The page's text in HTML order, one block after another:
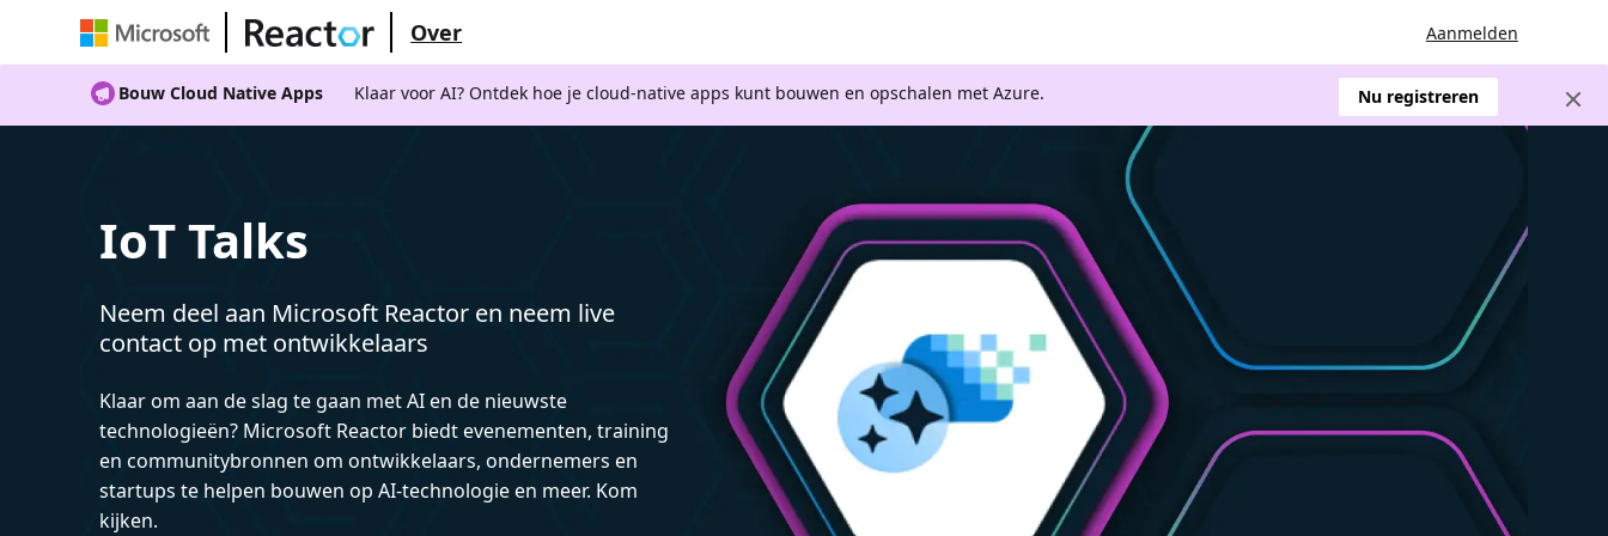
Over Aanmelden
Bouw Cloud Native Apps Klaar voor AI? Ontdek hoe je cloud-native apps kunt bouwen en opschalen met Azure. Nu registreren
IoT Talks
Neem deel aan Microsoft Reactor en neem live
contact op met ontwikkelaars
Klaar om aan de slag te gaan met AI en de nieuwste
technologieën? Microsoft Reactor biedt evenementen, training
en communitybronnen om ontwikkelaars, ondernemers en
startups te helpen bouwen op AI-technologie en meer. Kom
kijken.